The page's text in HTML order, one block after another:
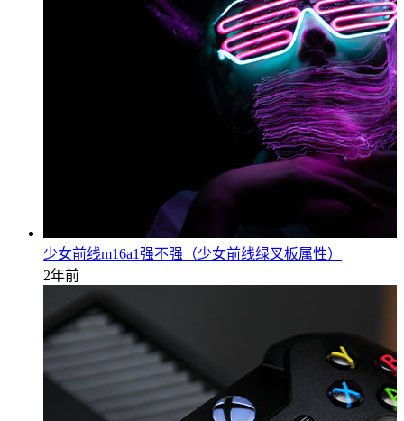
少女前线m16a1强不强（少女前线绿叉板属性）
2年前